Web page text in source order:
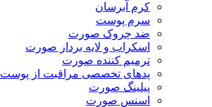
کرم آبرسان
سرم پوست
ضد چروک صورت
اسکراب و لایه بردار صورت
ترمیم کننده صورت
پدهای تخصصی مراقبت از پوست
پیلینگ صورت
اسنس صورت